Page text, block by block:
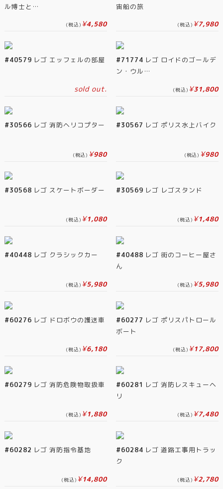
ル博士と…
(税込) ¥4,580
宙船の旅
(税込) ¥7,980
#40579 レゴ エッフェルの部屋
sold out.
#71774 レゴ ロイドのゴールデ
ン・ウル…
(税込) ¥31,800
#30566 レゴ 消防ヘリコプター
(税込) ¥980
#30567 レゴ ポリス水上バイク
(税込) ¥980
#30568 レゴ スケートボーダー
(税込) ¥1,080
#30569 レゴ レゴスタンド
(税込) ¥1,480
#40448 レゴ クラシックカー
(税込) ¥5,980
#40488 レゴ 街のコーヒー屋さ
ん
(税込) ¥5,980
#60276 レゴ ドロボウの護送車
(税込) ¥6,180
#60277 レゴ ポリスパトロール
ボート
(税込) ¥17,800
#60279 レゴ 消防危険物取扱車
(税込) ¥1,880
#60281 レゴ 消防レスキューヘ
リ
(税込) ¥7,480
#60282 レゴ 消防指令基地
(税込) ¥14,800
#60284 レゴ 道路工事用トラッ
ク
(税込) ¥2,780